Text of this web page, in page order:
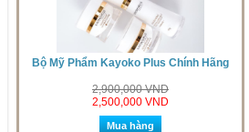
Bộ Mỹ Phẩm Kayoko Plus Chính Hãng
2,900,000 VND
2,500,000 VND
Mua hàng